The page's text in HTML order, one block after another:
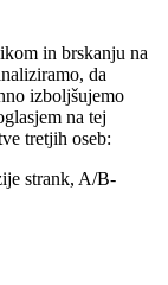
in brskanju na
da
izboljšujemo
na tej
tretjih oseb:
strank, A/B-